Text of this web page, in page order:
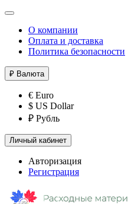
О компании
Оплата и доставка
Политика безопасности
₽ Валюта
€ Euro
$ US Dollar
₽ Рубль
Личный кабинет
Авторизация
Регистрация